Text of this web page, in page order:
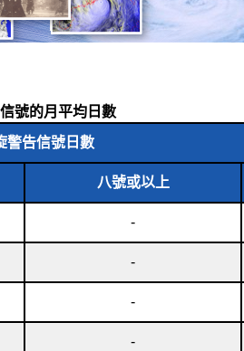
號的月平均日數
警告信號日數
八號或以上
-
-
-
-